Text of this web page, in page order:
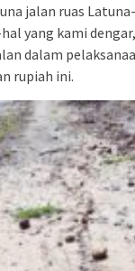
jalan ruas
yang kami
dalam
rupiah ini.